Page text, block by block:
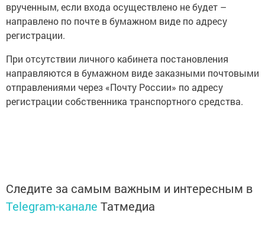
врученным, если входа осуществлено не будет –
направлено по почте в бумажном виде по адресу
регистрации.
При отсутствии личного кабинета постановления
направляются в бумажном виде заказными почтовыми
отправлениями через «Почту России» по адресу
регистрации собственника транспортного средства.
Следите за самым важным и интересным в
Telegram-канале Татмедиа